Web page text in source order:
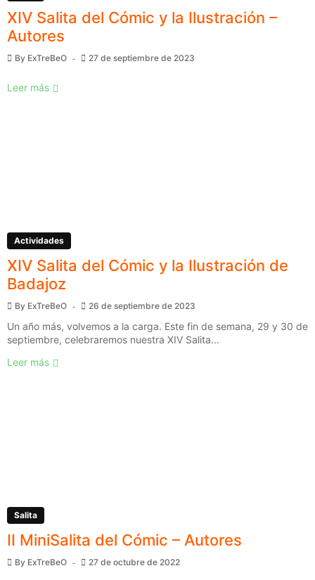
XIV Salita del Cómic y la Ilustración –
Autores
By ExTreBeO 27 de septiembre de 2023
Leer más
Actividades
XIV Salita del Cómic y la Ilustración de
Badajoz
By ExTreBeO 26 de septiembre de 2023
Un año más, volvemos a la carga. Este fin de semana, 29 y 30 de
septiembre, celebraremos nuestra XIV Salita...
Leer más
Salita
II MiniSalita del Cómic – Autores
By ExTreBeO 27 de octubre de 2022